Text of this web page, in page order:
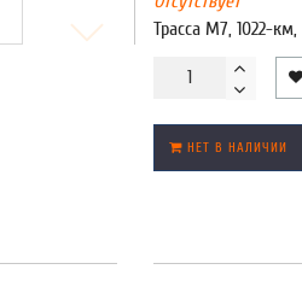
Трасса М7, 1022-км,
НЕТ В НАЛИЧИИ